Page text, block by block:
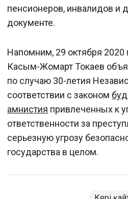
пенсионеров, инвалидов и
документе.
Напомним, 29 октября 2020
Касым-Жомарт Токаев
по случаю 30-летия
соответствии с законом
амнистия привлеченных к
ответственности за
серьезную угрозу
государства в целом.